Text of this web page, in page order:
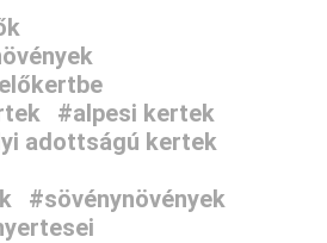
#alpesi kertek
adottságú kertek
#sövénynövények